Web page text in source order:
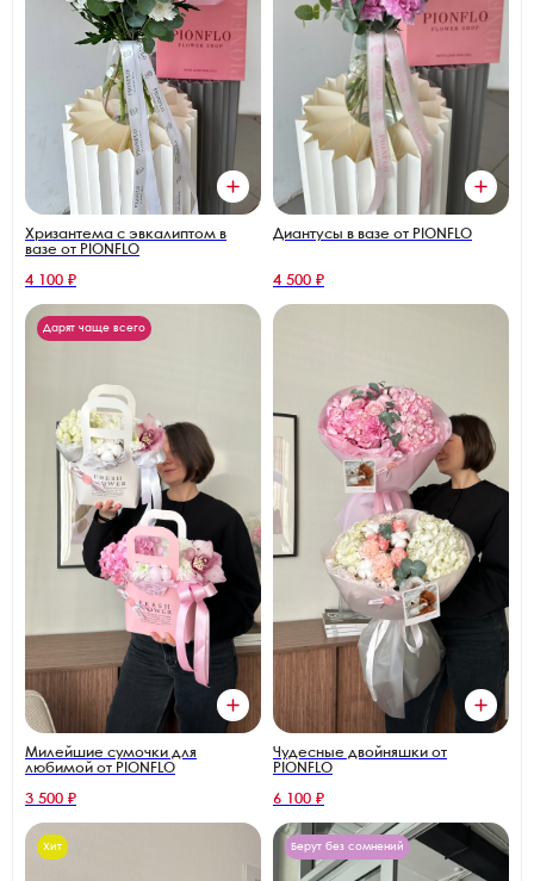
Хризантема с эвкалиптом в
вазе от PIONFLO
4 100 ₽
Диантусы в вазе от PIONFLO
4 500 ₽
Дарят чаще всего
Милейшие сумочки для
любимой от PIONFLO
3 500 ₽
Чудесные двойняшки от
PIONFLO
6 100 ₽
Хит Берут без сомнений